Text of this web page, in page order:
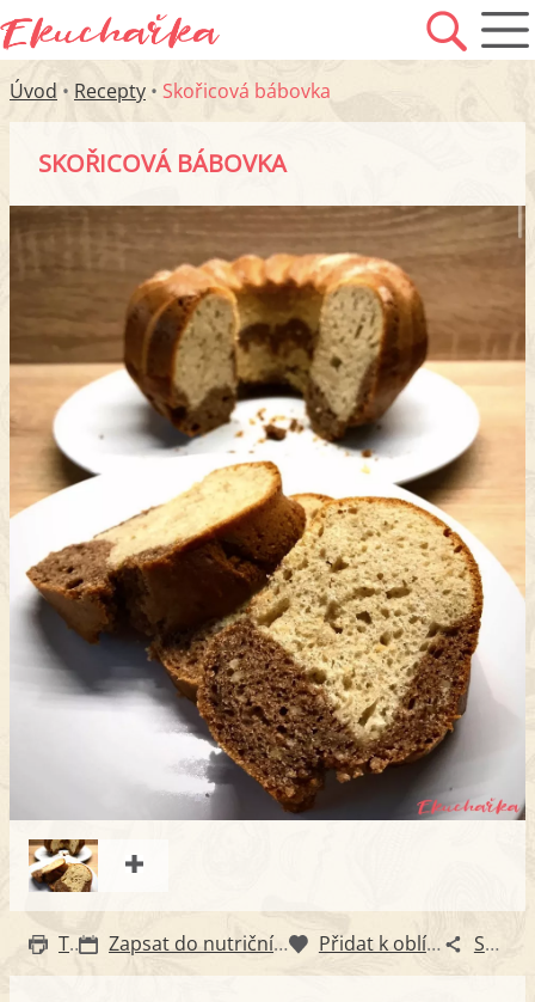
Úvod • Recepty • Skořicová bábovka
SKOŘICOVÁ BÁBOVKA
Tisk Zapsat do nutričního diáře Přidat k oblíbeným Sdílet